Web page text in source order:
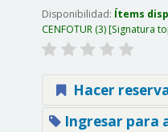
Disponibilidad: Ítems
CENFOTUR(3) Signatura
Hacer
Ingresar para